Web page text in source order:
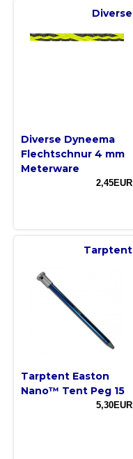
Diverse
Diverse Dyneema
Flechtschnur 4 mm
Meterware
2,45EUR
Tarptent
Tarptent Easton
Nano™ Tent Peg 15
5,30EUR